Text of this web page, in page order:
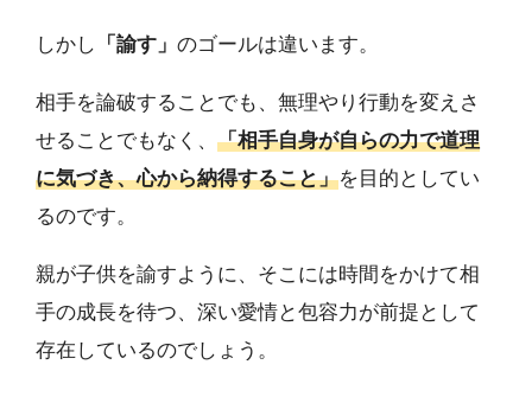
しかし 「諭す」 のゴールは違います。
相手を論破することでも、無理やり行動を変えさ
せることでもなく、 「相手自身が自らの力で道理
に気づき、心から納得すること」を目的としてい
るのです。
親が子供を諭すように、そこには時間をかけて相
手の成長を待つ、深い愛情と包容力が前提として
存在しているのでしょう。